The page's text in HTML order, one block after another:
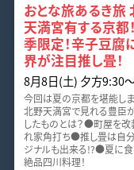
おとな旅あるき旅
天満宮有する京都
季限定！辛子豆腐
界が注目推し畳！
8月8日(土) 夕方9:30
今回は夏の京都を堪能し
北野天満宮で見れる豊臣
したものとは？●町屋を改
れ家角打ち●推し畳は自
ジナルも出来る!?●夏に
絶品四川料理！